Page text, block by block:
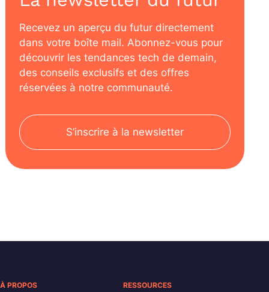
Recevez un aperçu du futur directement
dans votre boîte mail. Abonnez-vous pour
découvrir les tendances tech de demain,
des conseils exclusifs et des offres
réservées à notre communauté.
S’inscrire à la newsletter
À PROPOS RESSOURCES